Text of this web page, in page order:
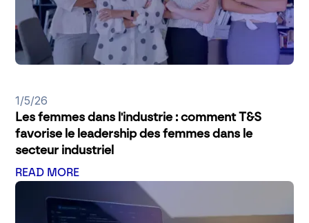
1/5/26
Les femmes dans l'industrie : comment T&S
favorise le leadership des femmes dans le
secteur industriel
READ MORE